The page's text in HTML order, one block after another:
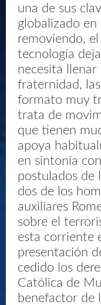
una de sus
globalizado en
removiendo,
tecnología
necesita
fraternidad,
formato muy
trata de
que tienen
apoya
en sintonía
postulados de
dos de los
auxiliares
sobre el
esta corriente
presentación
cedido los
Católica de
benefactor de